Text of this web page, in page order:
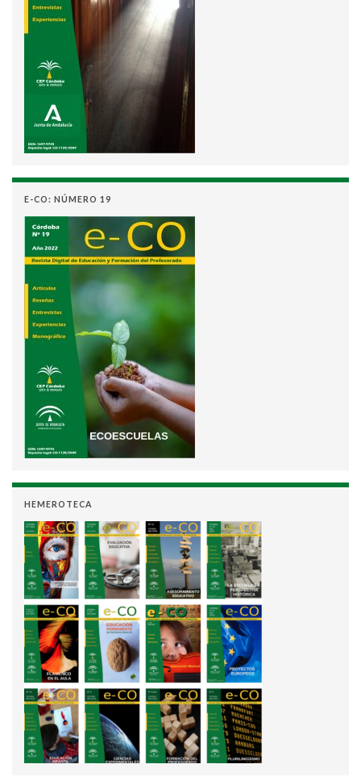
E-CO: NÚMERO 19
HEMEROTECA